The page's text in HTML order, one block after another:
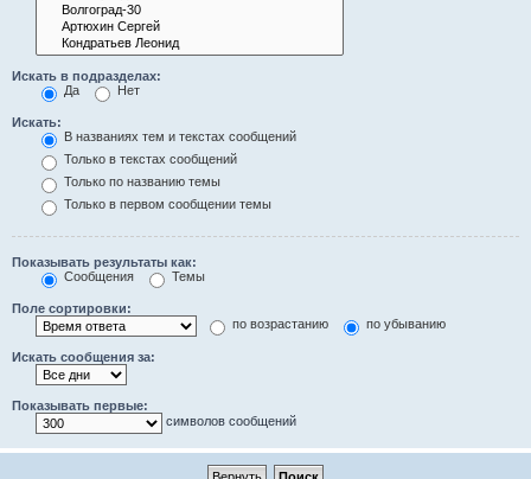
Искать в подразделах:
Да
Нет
Искать:
В названиях тем и текстах сообщений
Только в текстах сообщений
Только по названию темы
Только в первом сообщении темы
Показывать результаты как:
Сообщения
Темы
Поле сортировки:
по возрастанию
по убыванию
Искать сообщения за:
Показывать первые:
символов сообщений